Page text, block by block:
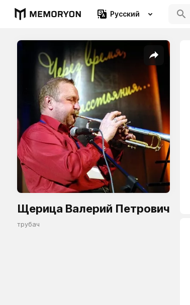
Русский
Щерица Валерий Петрович
трубач